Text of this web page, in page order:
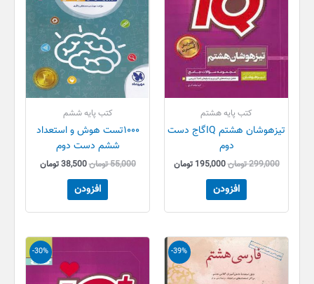
کتب پایه هشتم
تیزهوشان هشتم IQگاج دست
دوم
299,000تومان195,000 تومان
افزودن
کتب پایه ششم
۱۰۰۰تست هوش و استعداد
ششم دست دوم
55,000تومان38,500تومان
افزودن
-39%
قیمت
اصلی
320,000 تومان
بود.
قیمت
فعلی
است.
-30%
30,000 تومان
بود.
قیمت
فعلی